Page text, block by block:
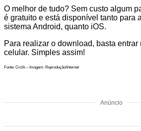
O melhor de tudo? Sem custo algum
é gratuito e está disponível tanto para
sistema Android, quanto iOS.
Para realizar o download, basta
celular. Simples assim!
Fonte: Ciclik – Imagem: Reprodução/Internet
Anúncio